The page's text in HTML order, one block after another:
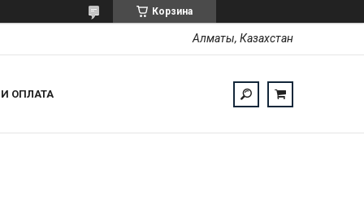
Корзина
Алматы, Казахстан
ОПЛАТА